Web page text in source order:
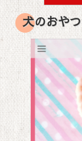
犬のおや